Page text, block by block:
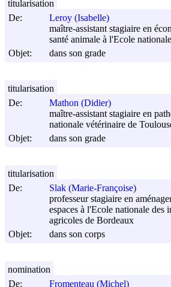
De:
Leroy (Isabelle)
maître-assistant stagiaire en
santé animale à l'Ecole
Objet:
dans son grade
titularisation
De:
Mathon (Didier)
maître-assistant stagiaire en
nationale vétérinaire de
Objet:
dans son grade
titularisation
De:
Slak (Marie-Françoise)
professeur stagiaire en
espaces à l'Ecole nationale des
agricoles de Bordeaux
Objet:
dans son corps
titularisation
De: Fromenteau (Michel)
nomination